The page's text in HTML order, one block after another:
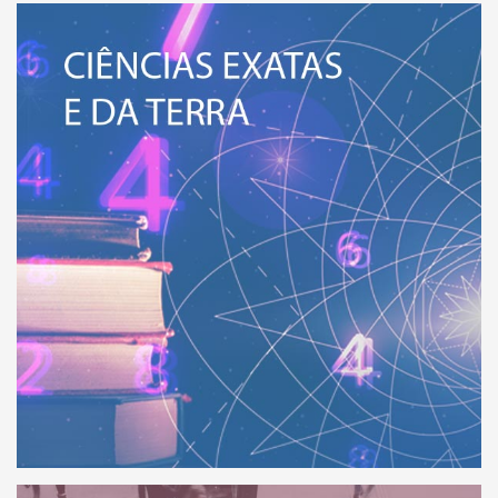
a relação de todos os Institutos
Exatas e da Terra.
VEJA MAIS
HUMANAS,